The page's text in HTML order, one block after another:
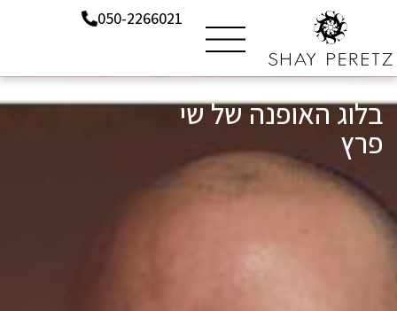
050-2266021
דף הבית»שמלות ערב מעצבים
בלוג האופנה של שי
פרץ